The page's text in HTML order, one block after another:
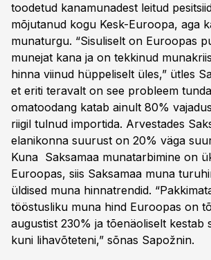
toodetud kanamunadest leitud
mõjutanud kogu Kesk-Euroopa, aga
munaturgu. “Sisuliselt on Euroopas
munejat kana ja on tekkinud
hinna viinud hüppeliselt üles,” ütles
et eriti teravalt on see probleem
omatoodang katab ainult 80%
riigil tulnud importida. Arvestades
elanikonna suurust on 20% väga
Kuna Saksamaa munatarbimine on
Euroopas, siis Saksamaa muna
üldised muna hinnatrendid.
tööstusliku muna hind Euroopas on
augustist 230% ja tõenäoliselt kestab
kuni lihavõteteni,” sõnas Sapožnin.